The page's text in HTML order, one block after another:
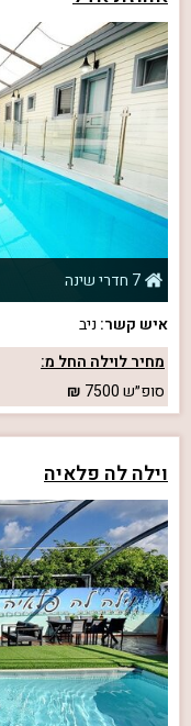
7 חדרי שינה
איש קשר: ניב
מחיר לוילה החל מ:
סופ״ש7500
וילה לה פלאיה